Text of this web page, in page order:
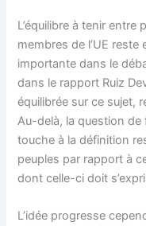
L’équilibre à tenir
membres de l’UE
importante dans le
dans le rapport Ruiz
équilibrée sur ce sujet,
Au-delà, la question de
touche à la définition
peuples par rapport à
dont celle-ci doit
L’idée progresse